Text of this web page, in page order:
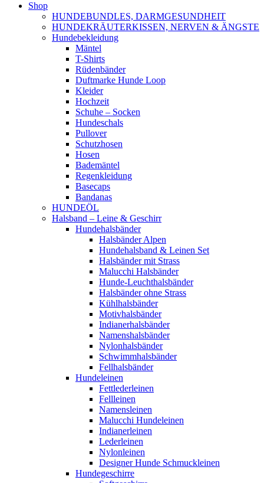
Shop
HUNDEBUNDLES, DARMGESUNDHEIT
HUNDEKRÄUTERKISSEN, NERVEN & ÄNGSTE
Hundebekleidung
Mäntel
T-Shirts
Rüdenbänder
Duftmarke Hunde Loop
Kleider
Hochzeit
Schuhe – Socken
Hundeschals
Pullover
Schutzhosen
Hosen
Bademäntel
Regenkleidung
Basecaps
Bandanas
HUNDEÖL
Halsband – Leine & Geschirr
Hundehalsbänder
Halsbänder Alpen
Hundehalsband & Leinen Set
Halsbänder mit Strass
Malucchi Halsbänder
Hunde-Leuchthalsbänder
Halsbänder ohne Strass
Kühlhalsbänder
Motivhalsbänder
Indianerhalsbänder
Namenshalsbänder
Nylonhalsbänder
Schwimmhalsbänder
Fellhalsbänder
Hundeleinen
Fettlederleinen
Fellleinen
Namensleinen
Malucchi Hundeleinen
Indianerleinen
Lederleinen
Nylonleinen
Designer Hunde Schmuckleinen
Hundegeschirre